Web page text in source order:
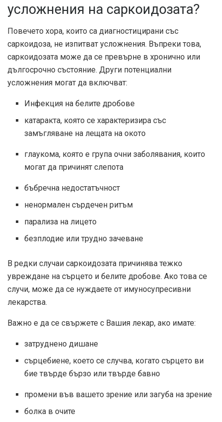
усложнения на саркоидозата?
Повечето хора, които са диагностицирани със
саркоидоза, не изпитват усложнения. Въпреки това,
саркоидозата може да се превърне в хронично или
дългосрочно състояние. Други потенциални
усложнения могат да включват:
Инфекция на белите дробове
катаракта, която се характеризира със
замъгляване на лещата на окото
глаукома, която е група очни заболявания, които
могат да причинят слепота
бъбречна недостатъчност
ненормален сърдечен ритъм
парализа на лицето
безплодие или трудно зачеване
В редки случаи саркоидозата причинява тежко
увреждане на сърцето и белите дробове. Ако това се
случи, може да се нуждаете от имуносупресивни
лекарства.
Важно е да се свържете с Вашия лекар, ако имате:
затруднено дишане
сърцебиене, което се случва, когато сърцето ви
бие твърде бързо или твърде бавно
промени във вашето зрение или загуба на зрение
болка в очите